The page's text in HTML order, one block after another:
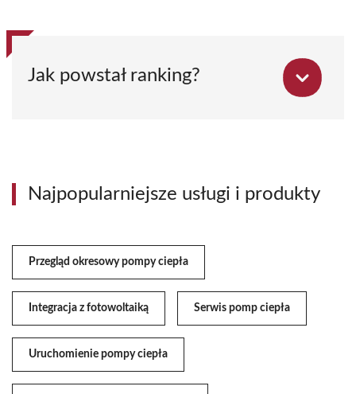
Jak powstał ranking?
Najpopularniejsze usługi i produkty
Przegląd okresowy pompy ciepła
Integracja z fotowoltaiką Serwis pomp ciepła
Uruchomienie pompy ciepła